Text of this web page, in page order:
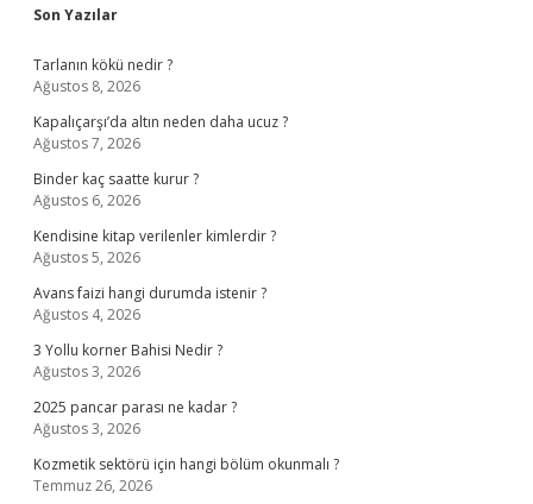
Sidebar
Son Yazılar
Tarlanın kökü nedir ?
Ağustos 8, 2026
Kapalıçarşı’da altın neden daha ucuz ?
Ağustos 7, 2026
Binder kaç saatte kurur ?
Ağustos 6, 2026
Kendisine kitap verilenler kimlerdir ?
Ağustos 5, 2026
Avans faizi hangi durumda istenir ?
Ağustos 4, 2026
3 Yollu korner Bahisi Nedir ?
Ağustos 3, 2026
2025 pancar parası ne kadar ?
Ağustos 3, 2026
Kozmetik sektörü için hangi bölüm okunmalı ?
Temmuz 26, 2026